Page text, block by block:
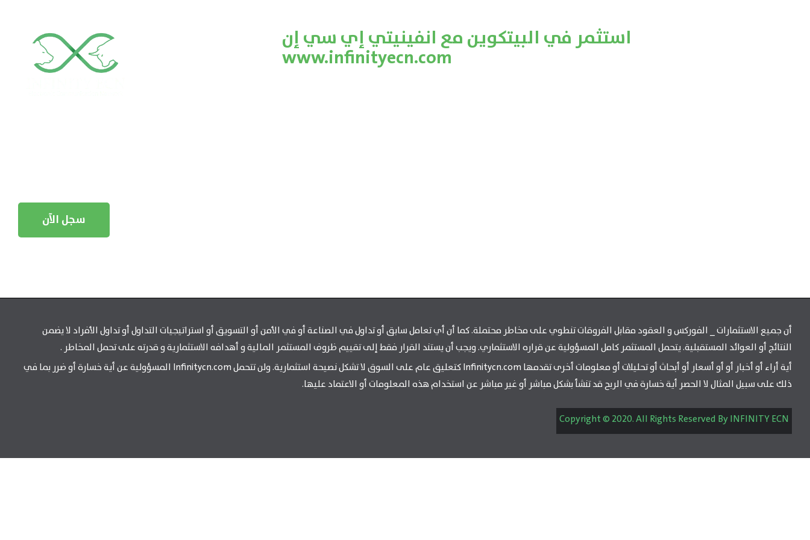
استثمر في البيتكوين مع انفينيتي إي سي إن
www.infinityecn.com
سجل الآن
أن جميع الاستثمارات _ الفوركس و العقود مقابل الفروقات تنطوي على مخاطر محتملة. كما أن أي تعامل سابق أو تداول في الصناعة أو في الأمن أو التسويق أو استراتيجيات التداول أو تداول الأفراد لا يضمن
النتائج أو العوائد المستقبلية. يتحمل المستثمر كامل المسؤولية عن قراره الاستثماري. ويجب أن يستند القرار فقط إلى تقييم ظروف المستثمر المالية و أهدافه الاستثمارية و قدرته على تحمل المخاطر .
أية أراء أو أخبار أو أو أسعار أو أبحاث أو تحليلات أو معلومات أخرى تقدمها Infinitycn.com كتعليق عام على السوق لا تشكل نصيحة استثمارية. ولن تتحمل Infinitycn.com المسؤولية عن أية خسارة أو ضرر بما في
ذلك على سبيل المثال لا الحصر أية خسارة في الربح قد تنشأ بشكل مباشر أو غير مباشر عن استخدام هذه المعلومات أو الاعتماد عليها.
Copyright © 2020. All Rights Reserved By INFINITY ECN